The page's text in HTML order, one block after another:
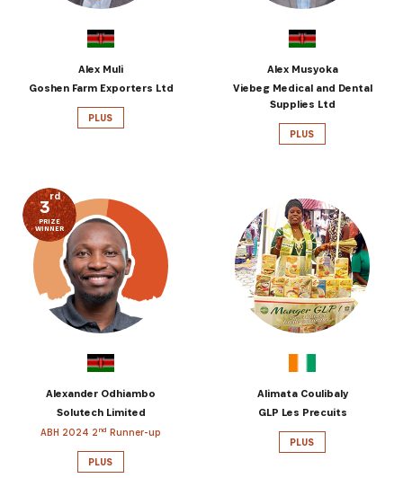
Alex Muli
Goshen Farm Exporters Ltd
PLUS
Alex Musyoka
Viebeg Medical and Dental
Supplies Ltd
PLUS
3rd
PRIZE
WINNER
Alexander Odhiambo
Solutech Limited
ABH 2024 2 nd Runner-up
PLUS
Alimata Coulibaly
GLP Les Precuits
PLUS